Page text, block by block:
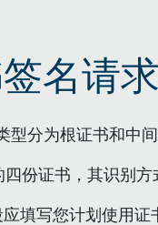
名请
分为根证书和中间
份证书，其识别方
填写您计划使用证